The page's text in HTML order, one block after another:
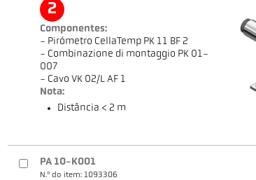
2
Componentes:
- Pirómetro CellaTemp PK 11 BF 2
- Combinazione di montaggio PK 01-
007
- Cavo VK 02/L AF 1
Nota:
Distância < 2 m
PA 10-K001
N.º do item: 1093306